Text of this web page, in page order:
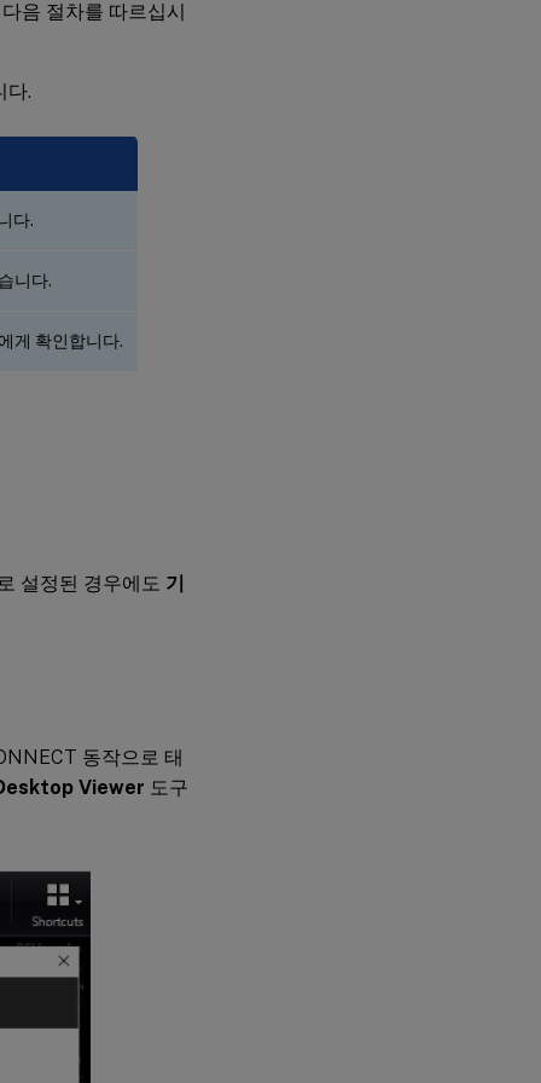
음 절차를 따르십시
다.
다.
니다.
게 확인합니다.
설정된 경우에도 기
동작으로 태
Viewer 도구